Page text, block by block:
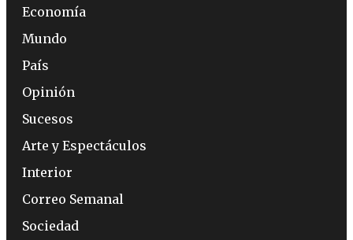
Economía
Mundo
País
Opinión
Sucesos
Arte y Espectáculos
Interior
Correo Semanal
Sociedad